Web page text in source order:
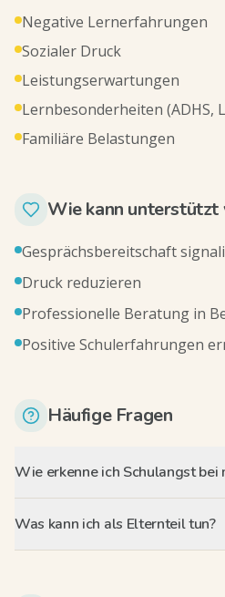
Negative Lernerfahrungen
Sozialer Druck
Leistungserwartungen
Lernbesonderheiten (ADHS,
Familiäre Belastungen
Wie kann unterstützt
Gesprächsbereitschaft
Druck reduzieren
Professionelle Beratung in
Positive Schulerfahrungen
Häufige Fragen
Wie erkenne ich Schulangst bei
Was kann ich als Elternteil tun?